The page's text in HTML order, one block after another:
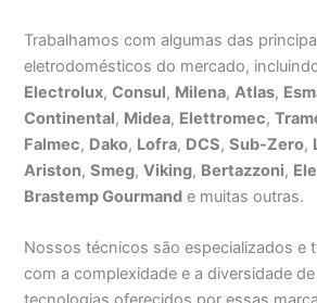
Trabalhamos com algumas das
eletrodomésticos do mercado,
Electrolux,Consul, Milena,Atlas,
Continental, Midea, Elettromec,
Falmec, Dako, Lofra, DCS,Sub-Zero,
Ariston,Smeg,Viking, Bertazzoni,
Brastemp Gourmand e muitas outras.
Nossos técnicos são especializados e
com a complexidade e a diversidade